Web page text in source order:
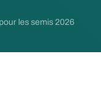
les semis 2026